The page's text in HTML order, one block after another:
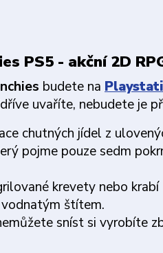
PS5 - akční 2D
budete na
uvaříte, nebudete je
chutných jídel z
pojme pouze sedm
krevety nebo
štítem.
sníst si vyrobíte